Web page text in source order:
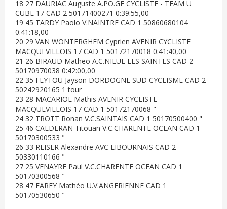
18 27 DAURIAC Auguste A.PO.GE CYCLISTE - TEAM U
CUBE 17 CAD 2 50171400271 0:39:55,00
19 45 TARDY Paolo V.NAINTRE CAD 1 50860680104
0:41:18,00
20 29 VAN WONTERGHEM Cyprien AVENIR CYCLISTE
MACQUEVILLOIS 17 CAD 1 50172170018 0:41:40,00
21 26 BIRAUD Matheo A.C.NIEUL LES SAINTES CAD 2
50170970038 0:42:00,00
22 35 FEYTOU Jayson DORDOGNE SUD CYCLISME CAD 2
50242920165 1 tour
23 28 MACARIOL Mathis AVENIR CYCLISTE
MACQUEVILLOIS 17 CAD 1 50172170068 "
24 32 TROTT Ronan V.C.SAINTAIS CAD 1 50170500400 "
25 46 CALDERAN Titouan V.C.CHARENTE OCEAN CAD 1
50170300533 "
26 33 REISER Alexandre AVC LIBOURNAIS CAD 2
50330110166 "
27 25 VENAYRE Paul V.C.CHARENTE OCEAN CAD 1
50170300568 "
28 47 FAREY Mathéo U.V.ANGERIENNE CAD 1
50170530650 "